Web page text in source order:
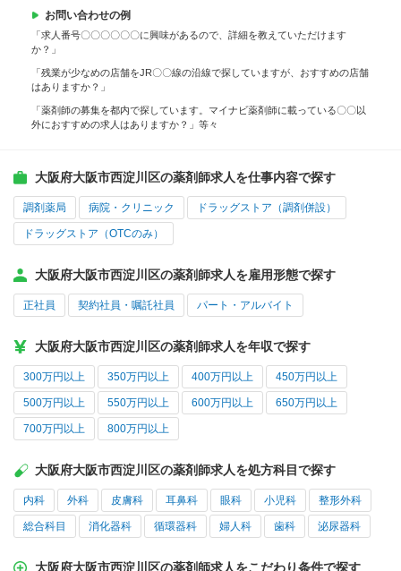
お問い合わせの例
「求人番号〇〇〇〇〇〇に興味があるので、詳細を教えていただけます
か？」
「残業が少なめの店舗をJR〇〇線の沿線で探していますが、おすすめの店舗
はありますか？」
「薬剤師の募集を都内で探しています。マイナビ薬剤師に載っている〇〇以
外におすすめの求人はありますか？」等々
大阪府大阪市西淀川区の薬剤師求人を仕事内容で探す
調剤薬局 病院・クリニック ドラッグストア（調剤併設）
ドラッグストア（OTCのみ）
大阪府大阪市西淀川区の薬剤師求人を雇用形態で探す
正社員 契約社員・嘱託社員 パート・アルバイト
大阪府大阪市西淀川区の薬剤師求人を年収で探す
300万円以上 350万円以上 400万円以上 450万円以上
500万円以上 550万円以上 600万円以上 650万円以上
700万円以上 800万円以上
大阪府大阪市西淀川区の薬剤師求人を処方科目で探す
内科 外科 皮膚科 耳鼻科 眼科 小児科 整形外科
総合科目 消化器科 循環器科 婦人科 歯科 泌尿器科
大阪府大阪市西淀川区の薬剤師求人をこだわり条件で探す